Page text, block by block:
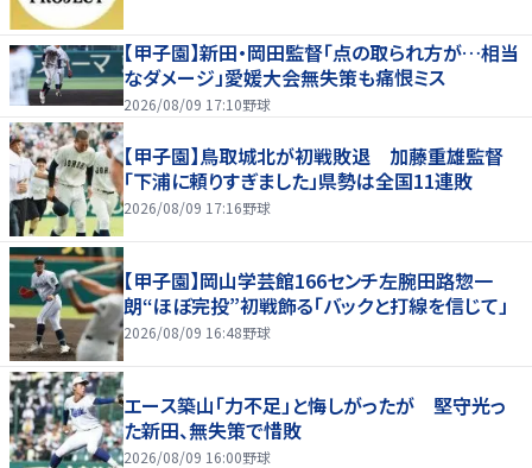
【甲子園】新田・岡田監督「点の取られ方が…相当
なダメージ」愛媛大会無失策も痛恨ミス
2026/08/09 17:10野球
【甲子園】鳥取城北が初戦敗退 加藤重雄監督
「下浦に頼りすぎました」県勢は全国11連敗
2026/08/09 17:16野球
【甲子園】岡山学芸館166センチ左腕田路惣一
朗“ほぼ完投”初戦飾る「バックと打線を信じて」
2026/08/09 16:48野球
エース築山「力不足」と悔しがったが 堅守光っ
た新田、無失策で惜敗
2026/08/09 16:00野球